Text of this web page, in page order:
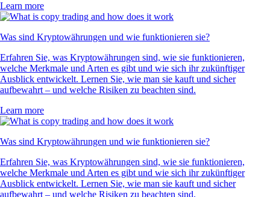
Learn more
Was sind Kryptowährungen und wie funktionieren sie?
Erfahren Sie, was Kryptowährungen sind, wie sie funktionieren,
welche Merkmale und Arten es gibt und wie sich ihr zukünftiger
Ausblick entwickelt. Lernen Sie, wie man sie kauft und sicher
aufbewahrt – und welche Risiken zu beachten sind.
Learn more
Was sind Kryptowährungen und wie funktionieren sie?
Erfahren Sie, was Kryptowährungen sind, wie sie funktionieren,
welche Merkmale und Arten es gibt und wie sich ihr zukünftiger
Ausblick entwickelt. Lernen Sie, wie man sie kauft und sicher
aufbewahrt – und welche Risiken zu beachten sind.